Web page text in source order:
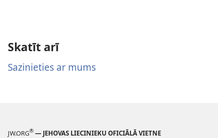
Skatīt arī
Sazinieties ar mums
JW.ORG® — JEHOVAS LIECINIEKU OFICIĀLĀ VIETNE